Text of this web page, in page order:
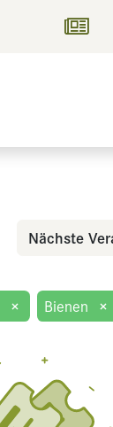
Nächste
× Bienen ×